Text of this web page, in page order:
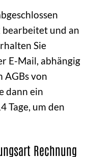
bearbeitet und an
Sie
E-Mail, abhängig
AGBs von
dann ein
Tage, um den
Rechnung